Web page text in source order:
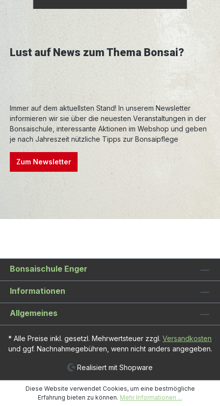
Lust auf News zum Thema Bonsai?
Immer auf dem aktuellsten Stand! In unserem Newsletter
informieren wir sie über die neuesten Veranstaltungen in der
Bonsaischule, interessante Aktionen im Webshop und geben
je nach Jahreszeit nützliche Tipps zur Bonsaipflege
Zum Newsletter
Bonsaischule Enger
Informationen
Allgemeines
* Alle Preise inkl. gesetzl. Mehrwertsteuer zzgl. Versandkosten
und ggf. Nachnahmegebühren, wenn nicht anders angegeben.
Realisiert mit Shopware
Diese Website verwendet Cookies, um eine bestmögliche
Erfahrung bieten zu können. Mehr Informationen ...